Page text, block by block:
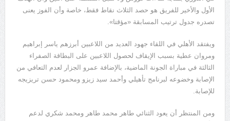
الأول والأخير للفريق هو حصد الثلاث نقاط فقط، خاصة وأن الفوز يعنى
تصدره جدول ترتيب المسابقة «مؤقتا».
ويفتقد الأهلي في اللقاء جهود العديد من اللاعبين أبرزهم ياسر إبراهيم
ومروان عطية بسبب الإيقاف لحصول اللاعبين على البطاقة الصفراء
الثالثة في مباراة الجونة الماضية، بالإضافة عمرو الجزار لعدم التعافي من
الإصابة وخضوعه لبرنامج تأهيلي وأحمد سيد زيزو ومحمود حسن تريزيجه
للإصابة.
ومن المنتظر أن يعود الثنائي طاهر محمد طاهر ومحمد شكري لدعم